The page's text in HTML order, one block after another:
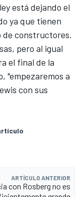
está dejando el
ya que tienen
de constructores.
pero al igual
el final de la
"empezaremos a
con sus
ARTÍCULO ANTERIOR
con Rosberg no es